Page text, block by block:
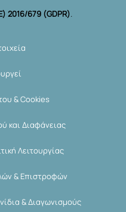
2016/679 (GDPR).
& Cookies
και Διαφάνειας
Λειτουργίας
& Επιστροφών
& Διαγωνισμούς